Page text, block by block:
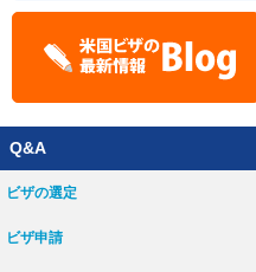
Q&A
ビザの選定
ビザ申請